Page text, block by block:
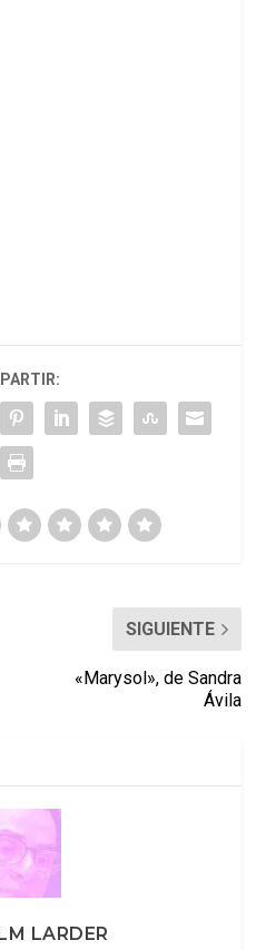
SIGUIENTE
«Marysol», de Sandra
Ávila
LARDER